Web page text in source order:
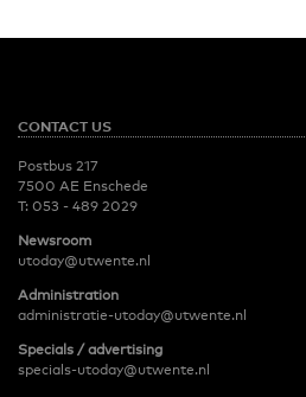
CONTACT US
Postbus 217
7500 AE Enschede
T: 053 - 489 2029
Newsroom
utoday@utwente.nl
Administration
administratie-utoday@utwente.nl
Specials / advertising
specials-utoday@utwente.nl